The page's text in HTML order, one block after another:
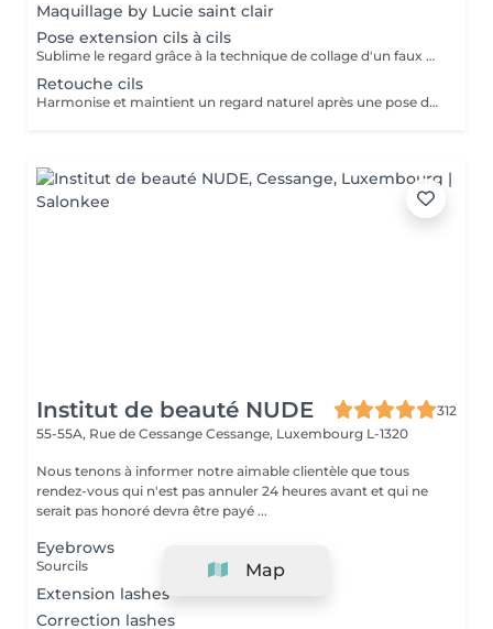
Maquillage by Lucie saint clair
Pose extension cils à cils
Sublime le regard grâce à la technique de collage d'un faux cil sur chacun de vos cils naturels. Cette technique permet d'avoir un effet mascara sur mesure.
Retouche cils
Harmonise et maintient un regard naturel après une pose d'extension de cils à cils.
Institut de beauté NUDE
312
55-55A, Rue de Cessange Cessange, Luxembourg L-1320
Nous tenons à informer notre aimable clientèle que tous
rendez-vous qui n'est pas annuler 24 heures avant et qui ne
serait pas honoré devra être payé ...
Eyebrows
Sourcils
Extension lashes
Correction lashes
Map